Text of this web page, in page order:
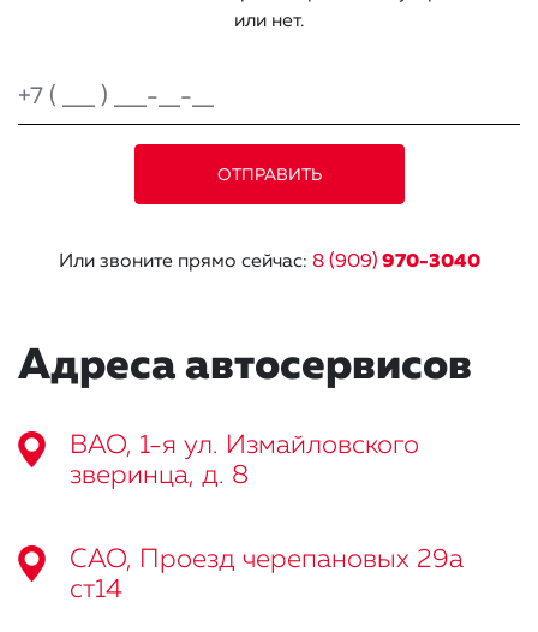
или нет.
Или звоните прямо сейчас: 8 (909) 970-3040
Адреса автосервисов
ВАО, 1-я ул. Измайловского
зверинца, д. 8
САО, Проезд черепановых 29а
ст14